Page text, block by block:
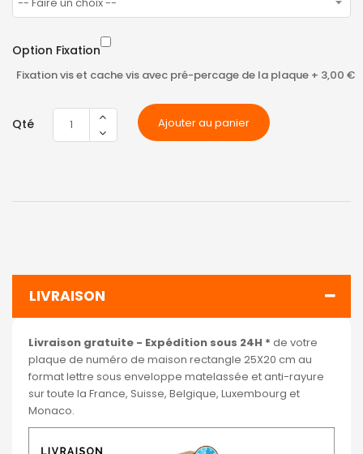
Option Fixation
Fixation vis et cache vis avec pré-percage de la plaque + 3,00 €
Qté Ajouter au panier
LIVRAISON
Livraison gratuite - Expédition sous 24H * de votre
plaque de numéro de maison rectangle 25X20 cm au
format lettre sous enveloppe matelassée et anti-rayure
sur toute la France, Suisse, Belgique, Luxembourg et
Monaco.